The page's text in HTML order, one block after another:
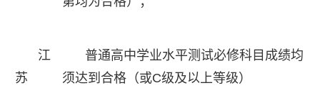
江
苏
普通高中学业水平测试必修科目成绩均
须达到合格（或C级及以上等级）